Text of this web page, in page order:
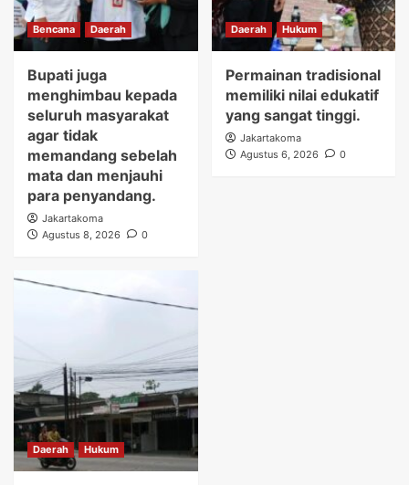
Bencana Daerah
Bupati juga
menghimbau kepada
seluruh masyarakat
agar tidak
memandang sebelah
mata dan menjauhi
para penyandang.
Jakartakoma
Agustus 8, 2026
0
Daerah Hukum
Permainan tradisional
memiliki nilai edukatif
yang sangat tinggi.
Jakartakoma
Agustus 6, 2026
0
Daerah Hukum